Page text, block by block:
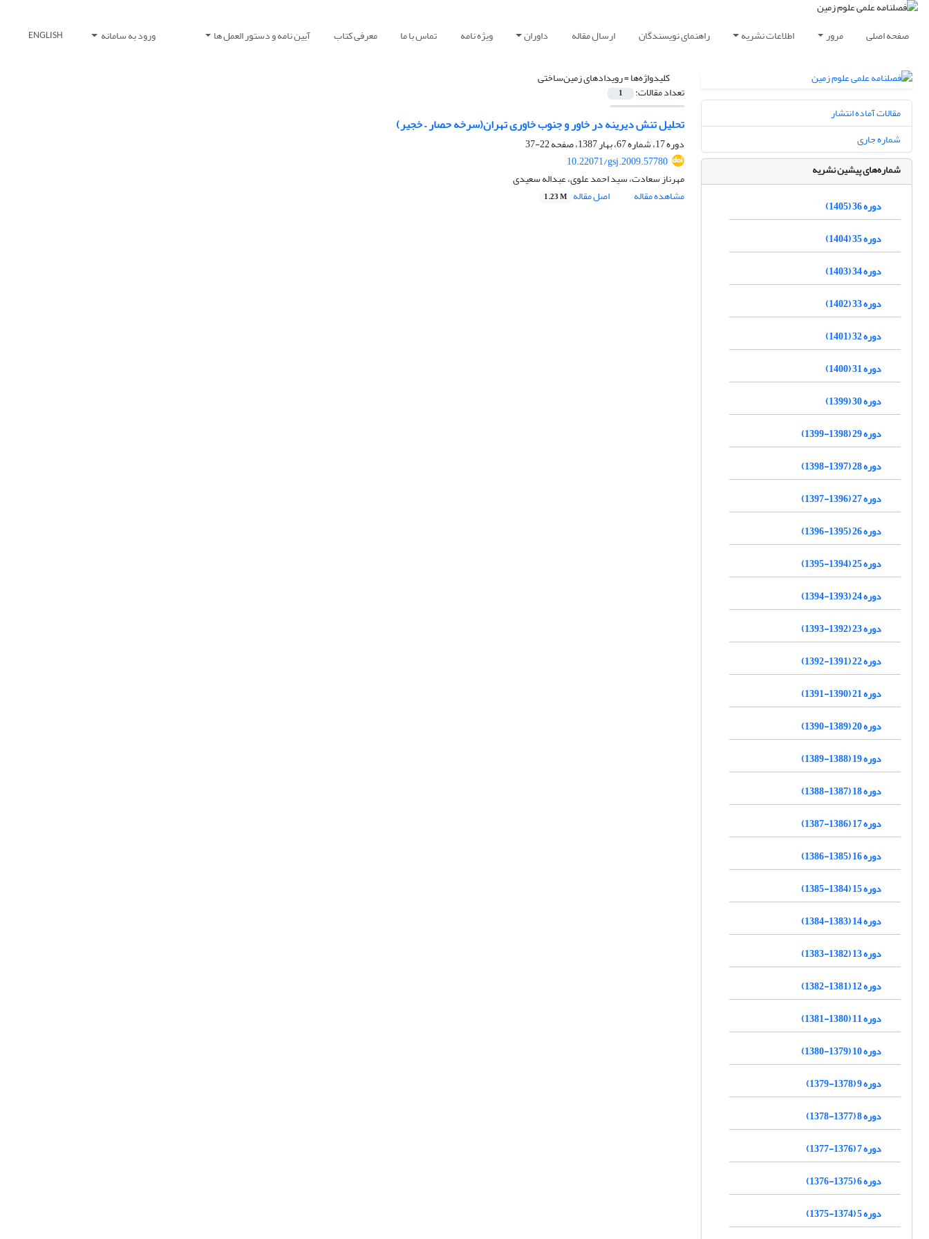
صفحه اصلی مرور اطلاعات نشریه راهنمای نویسندگان ارسال مقاله داوران ویژه نامه تماس با ما معرفی کتاب آیین نامه و دستور العمل ها ورود به سامانه ENGLISH
کلیدواژه‌ها =رویدادهای زمین‌ساختی
تعداد مقالات: 1
تحلیل تنش دیرینه در خاور و جنوب خاوری تهران(سرخه حصار – خجیر)
دوره 17، شماره 67، بهار 1387، صفحه
22-37
10.22071/gsj.2009.57780
مهرناز سعادت، سید احمد علوی، عبداله سعیدی
مشاهده مقاله
اصل مقاله 1.23 M
مقالات آماده انتشار
شماره جاری
شماره‌های پیشین نشریه
دوره 36 (1405)
دوره 35 (1404)
دوره 34 (1403)
دوره 33 (1402)
دوره 32 (1401)
دوره 31 (1400)
دوره 30 (1399)
دوره 29 (1398-1399)
دوره 28 (1397-1398)
دوره 27 (1396-1397)
دوره 26 (1395-1396)
دوره 25 (1394-1395)
دوره 24 (1393-1394)
دوره 23 (1392-1393)
دوره 22 (1391-1392)
دوره 21 (1390-1391)
دوره 20 (1389-1390)
دوره 19 (1388-1389)
دوره 18 (1387-1388)
دوره 17 (1386-1387)
دوره 16 (1385-1386)
دوره 15 (1384-1385)
دوره 14 (1383-1384)
دوره 13 (1382-1383)
دوره 12 (1381-1382)
دوره 11 (1380-1381)
دوره 10 (1379-1380)
دوره 9 (1378-1379)
دوره 8 (1377-1378)
دوره 7 (1376-1377)
دوره 6 (1375-1376)
دوره 5 (1374-1375)